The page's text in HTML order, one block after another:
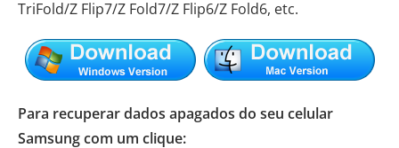
TriFold/Z Flip7/Z Fold7/Z Flip6/Z Fold6, etc.
Para recuperar dados apagados do seu celular
Samsung com um clique: